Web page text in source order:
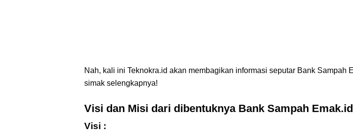
Nah, kali ini Teknokra.id akan membagikan informasi seputar Bank Sampah
simak selengkapnya!
Visi dan Misi dari dibentuknya Bank Sampah Emak.id
Visi :